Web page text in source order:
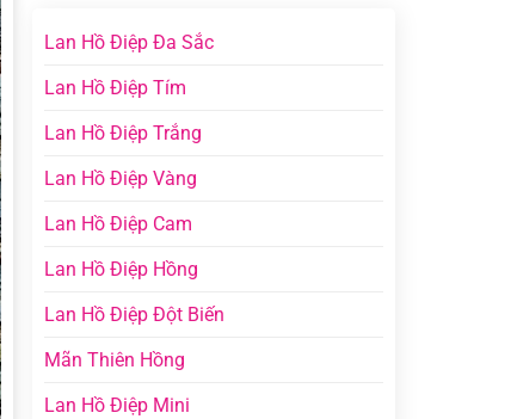
Lan Hồ Điệp Đa Sắc
Lan Hồ Điệp Tím
Lan Hồ Điệp Trắng
Lan Hồ Điệp Vàng
Lan Hồ Điệp Cam
Lan Hồ Điệp Hồng
Lan Hồ Điệp Đột Biến
Mãn Thiên Hồng
Lan Hồ Điệp Mini